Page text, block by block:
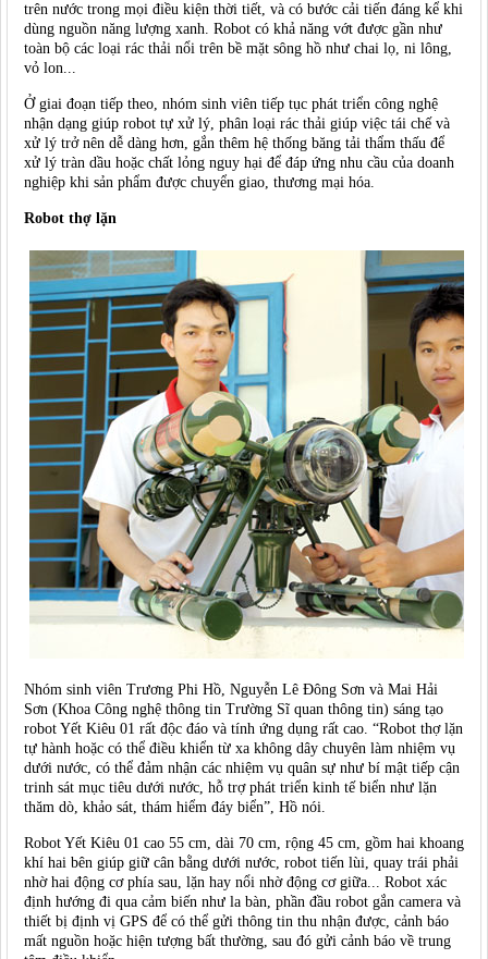
trên nước trong mọi điều kiện thời tiết, và có bước cải tiến đáng kể khi
dùng nguồn năng lượng xanh. Robot có khả năng vớt được gần như
toàn bộ các loại rác thải nổi trên bề mặt sông hồ như chai lọ, ni lông,
vỏ lon...
Ở giai đoạn tiếp theo, nhóm sinh viên tiếp tục phát triển công nghệ
nhận dạng giúp robot tự xử lý, phân loại rác thải giúp việc tái chế và
xử lý trở nên dễ dàng hơn, gắn thêm hệ thống băng tải thẩm thấu để
xử lý tràn dầu hoặc chất lỏng nguy hại để đáp ứng nhu cầu của doanh
nghiệp khi sản phẩm được chuyển giao, thương mại hóa.
Robot thợ lặn
Nhóm sinh viên Trương Phi Hồ, Nguyễn Lê Đông Sơn và Mai Hải
Sơn (Khoa Công nghệ thông tin Trường Sĩ quan thông tin) sáng tạo
robot Yết Kiêu 01 rất độc đáo và tính ứng dụng rất cao. “Robot thợ lặn
tự hành hoặc có thể điều khiển từ xa không dây chuyên làm nhiệm vụ
dưới nước, có thể đảm nhận các nhiệm vụ quân sự như bí mật tiếp cận
trinh sát mục tiêu dưới nước, hỗ trợ phát triển kinh tế biển như lặn
thăm dò, khảo sát, thám hiểm đáy biển”, Hồ nói.
Robot Yết Kiêu 01 cao 55 cm, dài 70 cm, rộng 45 cm, gồm hai khoang
khí hai bên giúp giữ cân bằng dưới nước, robot tiến lùi, quay trái phải
nhờ hai động cơ phía sau, lặn hay nổi nhờ động cơ giữa... Robot xác
định hướng đi qua cảm biến như la bàn, phần đầu robot gắn camera và
thiết bị định vị GPS để có thể gửi thông tin thu nhận được, cảnh báo
mất nguồn hoặc hiện tượng bất thường, sau đó gửi cảnh báo về trung